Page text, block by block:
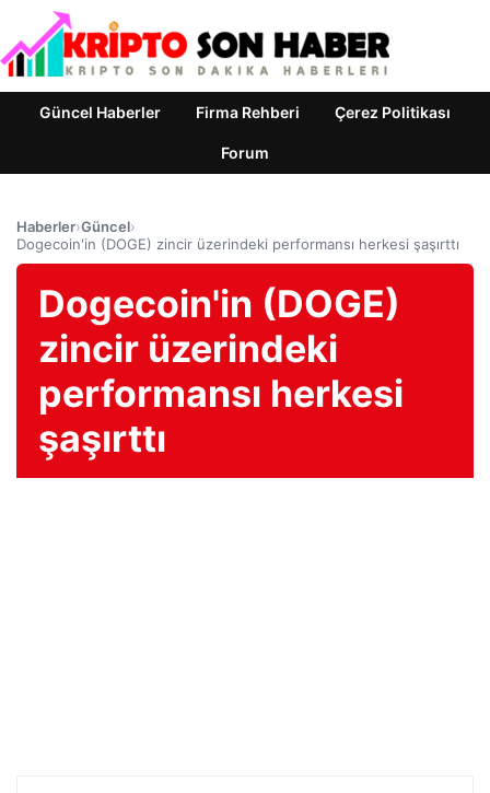
Güncel Haberler Firma Rehberi Çerez Politikası
Forum
Haberler›Güncel›
Dogecoin'in (DOGE) zincir üzerindeki performansı herkesi şaşırttı
Dogecoin'in (DOGE)
zincir üzerindeki
performansı herkesi
şaşırttı